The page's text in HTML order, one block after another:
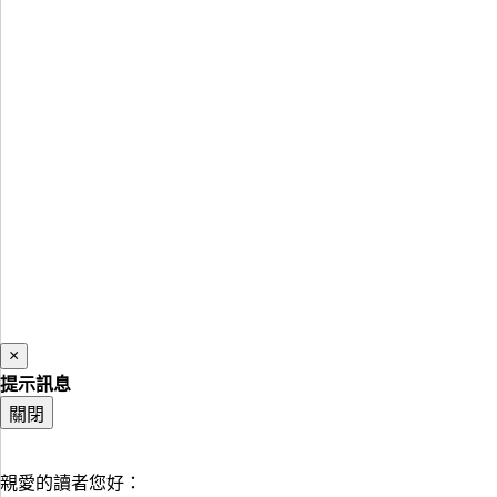
×
提示訊息
關閉
親愛的讀者您好：